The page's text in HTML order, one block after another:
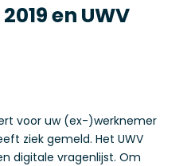
en UWV
voor uw (ex-)werknemer
ziek gemeld. Het UWV
digitale vragenlijst. Om